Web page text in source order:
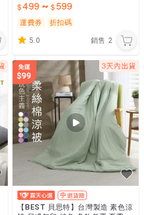
涼感紗 冷氣被 韓國被 [現貨]
499~ 599
運費券 折扣碼
5.0 銷售 2
【BEST 貝思特】台灣製造 素色涼